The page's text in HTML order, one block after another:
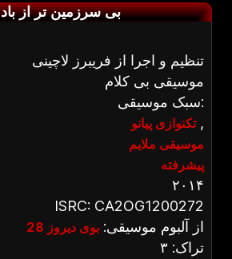
بی سرزمین تر از باد
تنظیم و اجرا از فریبرز لاچینی
موسیقی بی کلام
سبک موسیقی:
تکنوازی پیانو,
موسیقی ملایم
پیشرفته
۲۰۱۴
ISRC: CA2OG1200272
از آلبوم موسیقی: بوی دیروز 28
تراک: ۳